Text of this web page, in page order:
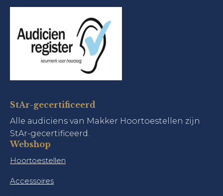
StAr-gecertificeerd
Alle audiciens van Makker Hoortoestellen zijn
StAr-gecertificeerd.
Webshop
Hoortoestellen
Accessoires